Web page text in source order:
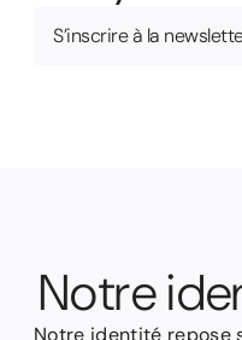
S’inscrire à la
Notreide